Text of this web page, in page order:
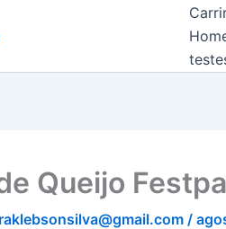
Queijo
/